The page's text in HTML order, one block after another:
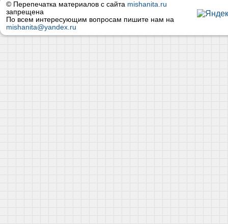
© Перепечатка материалов с сайта mishanita.ru
запрещена
По всем интересующим вопросам пишите нам на
mishanita@yandex.ru